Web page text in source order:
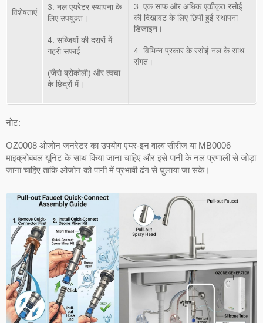
विशेषताएं
3. नल एयरेटर स्थापना के
लिए उपयुक्त।
4. सब्जियों की दरारों में
गहरी सफाई
(जैसे ब्रोकोली) और त्वचा
के छिद्रों में।
3. एक साफ और अधिक एकीकृत रसोई
की दिखावट के लिए छिपी हुई स्थापना
डिजाइन।
4. विभिन्न प्रकार के रसोई नल के साथ
संगत।
नोट:
OZ0008 ओजोन जनरेटर का उपयोग एयर-इन वाल्व सीरीज या MB0006
माइक्रोबबल यूनिट के साथ किया जाना चाहिए और इसे पानी के नल प्रणाली से जोड़ा
जाना चाहिए ताकि ओजोन को पानी में प्रभावी ढंग से घुलाया जा सके।